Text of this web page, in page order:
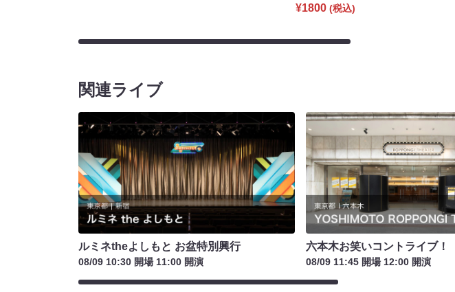
¥1800 (税込)
関連ライブ
ルミネtheよしもと お盆特別興行
08/09 10:30 開場 11:00 開演
六本木お笑いコントライブ！
08/09 11:45 開場 12:00 開演